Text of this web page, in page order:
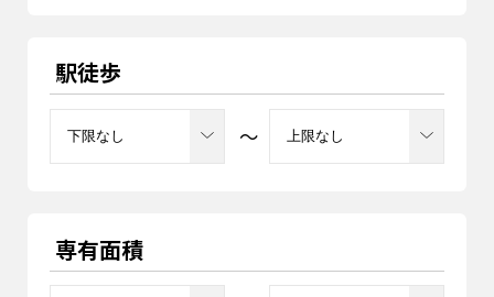
駅徒歩
～
専有面積